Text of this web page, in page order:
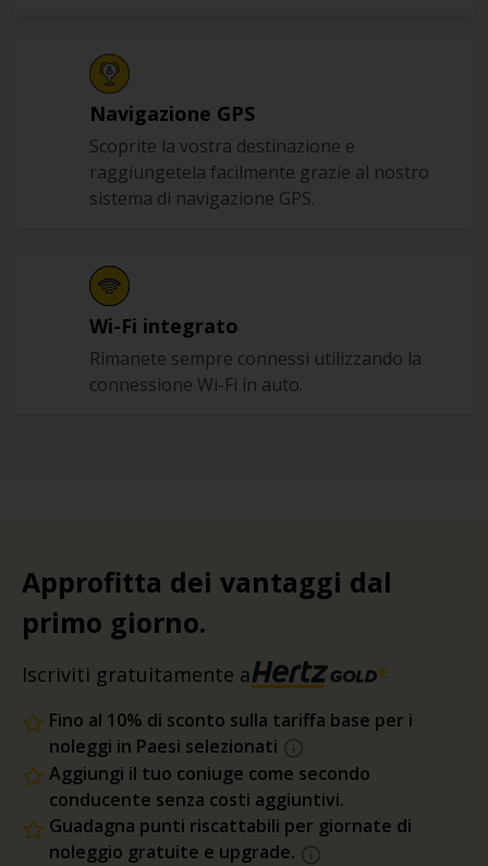
Navigazione GPS
Scoprite la vostra destinazione e
raggiungetela facilmente grazie al nostro
sistema di navigazione GPS.
Wi-Fi integrato
Rimanete sempre connessi utilizzando la
connessione Wi-Fi in auto.
Approfitta dei vantaggi dal
primo giorno.
Iscriviti gratuitamente a
Fino al 10% di sconto sulla tariffa base per i
noleggi in Paesi selezionati
Aggiungi il tuo coniuge come secondo
conducente senza costi aggiuntivi.
Guadagna punti riscattabili per giornate di
noleggio gratuite e upgrade.